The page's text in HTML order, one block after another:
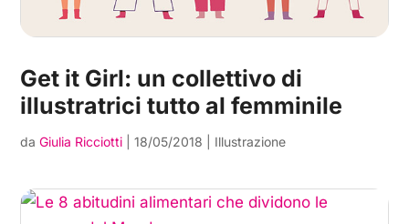
Get it Girl: un collettivo di
illustratrici tutto al femminile
daGiulia Ricciotti |18/05/2018 Illustrazione